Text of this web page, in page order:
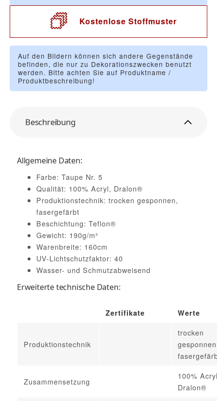
Kostenlose Stoffmuster
Auf den Bildern können sich andere Gegenstände
befinden, die nur zu Dekorationszwecken benutzt
werden. Bitte achten Sie auf Produktname /
Produktbeschreibung!
Beschreibung
Allgemeine Daten:
Farbe: Taupe Nr. 5
Qualität: 100% Acryl, Dralon®
Produktionstechnik: trocken gesponnen,
fasergefärbt
Beschichtung: Teflon®
Gewicht: 190g/m²
Warenbreite: 160cm
UV-Lichtschutzfaktor: 40
Wasser- und Schmutzabweisend
Erweiterte technische Daten:
Zertifikate Werte
Produktionstechnik
trocken
Zusammensetzung
100%
Dralon®